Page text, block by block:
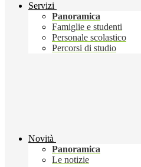
Servizi
Panoramica
Famiglie e studenti
Personale scolastico
Percorsi di studio
Novità
Panoramica
Le notizie